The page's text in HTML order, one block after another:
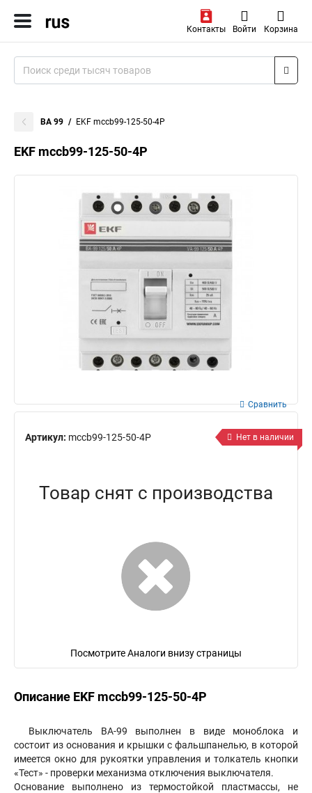
Контакты Войти Корзина
ВА 99 EKF mccb99-125-50-4P
EKF mccb99-125-50-4P
Артикул: mccb99-125-50-4P
Сравнить
Нет в наличии
Товар снят с производства
Посмотрите Аналоги внизу страницы
Описание EKF mccb99-125-50-4P
Выключатель ВА-99 выполнен в виде моноблока и
состоит из основания и крышки с фальшпанелью, в которой
имеется окно для рукоятки управления и толкатель кнопки
«Тест» - проверки механизма отключения выключателя.
Основание выполнено из термостойкой пластмассы, не